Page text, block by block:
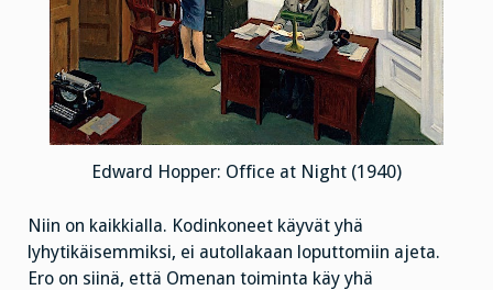
Edward Hopper: Office at Night (1940)
Niin on kaikkialla. Kodinkoneet käyvät yhä
lyhytikäisemmiksi, ei autollakaan loputtomiin ajeta.
Ero on siinä, että Omenan toiminta käy yhä